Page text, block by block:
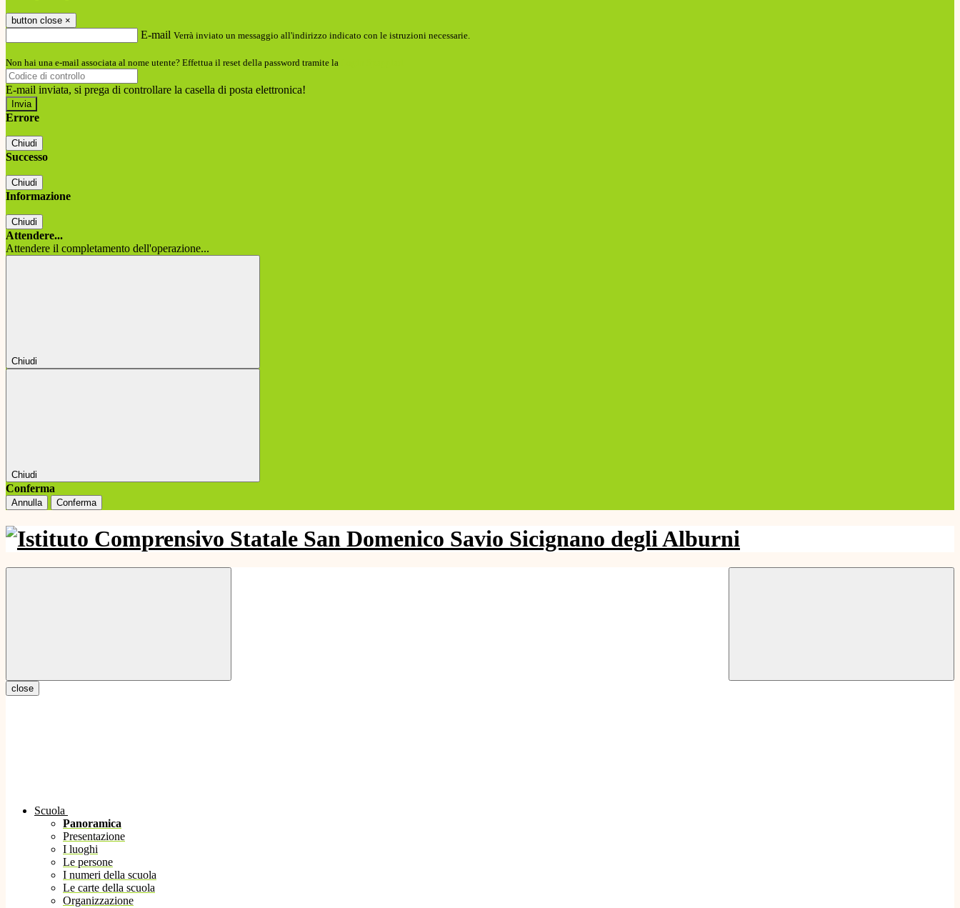
button close ×
E-mail Verrà inviato un messaggio all'indirizzo indicato con le istruzioni necessarie.
Non hai una e-mail associata al nome utente? Effettua il reset della password tramite la
E-mail inviata, si prega di controllare la casella di posta elettronica!
Errore
Chiudi
Successo
Chiudi
Informazione
Chiudi
Attendere...
Attendere il completamento dell'operazione...
Chiudi
Chiudi
Conferma
Annulla Conferma
close
Scuola
Panoramica
Presentazione
I luoghi
Le persone
I numeri della scuola
Le carte della scuola
Organizzazione